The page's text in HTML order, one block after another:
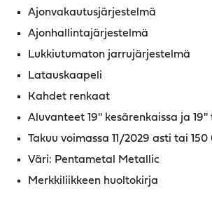
Ajonvakautusjärjestelmä
Ajonhallintajärjestelmä
Lukkiutumaton jarrujärjestelmä
Latauskaapeli
Kahdet renkaat
Aluvanteet 19'' kesärenkaissa ja
Takuu voimassa 11/2029 asti tai
Väri: Pentametal Metallic
Merkkiliikkeen huoltokirja